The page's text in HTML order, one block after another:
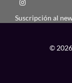
Suscripción al
©